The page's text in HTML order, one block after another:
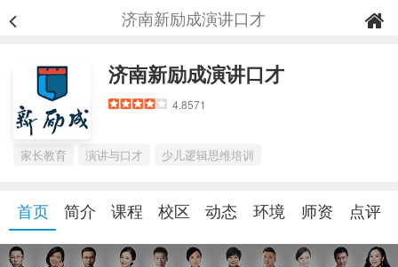
济南新励成演讲口才
济南新励成演讲口才
4.8571
家长教育 演讲与口才 少儿逻辑思维培训
首页 简介 课程 校区 动态 环境 师资 点评